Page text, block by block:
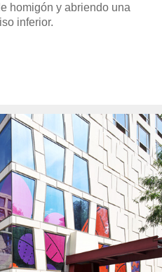
homigón y abriendo una
inferior.
author/